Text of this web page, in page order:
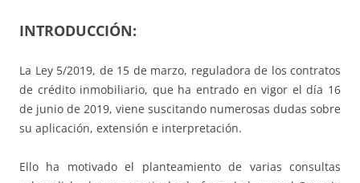
INTRODUCCIÓN:
La Ley 5/2019, de 15 de marzo, reguladora de los contratos
de crédito inmobiliario, que ha entrado en vigor el día 16
de junio de 2019, viene suscitando numerosas dudas sobre
su aplicación, extensión e interpretación.
Ello ha motivado el planteamiento de varias consultas